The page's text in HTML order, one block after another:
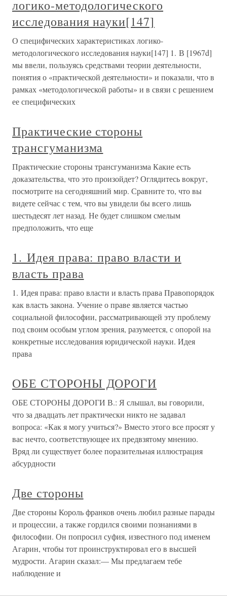
логико-методологического
исследования науки[147]
О специфических характеристиках логико-
методологического исследования науки[147] 1. В [1967d]
мы ввели, пользуясь средствами теории деятельности,
понятия о «практической деятельности» и показали, что в
рамках «методологической работы» и в связи с решением
ее специфических
Практические стороны
трансгуманизма
Практические стороны трансгуманизма Какие есть
доказательства, что это произойдет? Оглядитесь вокруг,
посмотрите на сегодняшний мир. Сравните то, что вы
видете сейчас с тем, что вы увидели бы всего лишь
шестьдесят лет назад. Не будет слишком смелым
предположить, что еще
1. Идея права: право власти и
власть права
1. Идея права: право власти и власть права Правопорядок
как власть закона. Учение о праве является частью
социальной философии, рассматривающей эту проблему
под своим особым углом зрения, разумеется, с опорой на
конкретные исследования юридической науки. Идея
права
ОБЕ СТОРОНЫ ДОРОГИ
ОБЕ СТОРОНЫ ДОРОГИ В.: Я слышал, вы говорили,
что за двадцать лет практически никто не задавал
вопроса: «Как я могу учиться?» Вместо этого все просят у
вас нечто, соответствующее их предвзятому мнению.
Вряд ли существует более поразительная иллюстрация
абсурдности
Две стороны
Две стороны Король франков очень любил разные парады
и процессии, а также гордился своими познаниями в
философии. Он попросил суфия, известного под именем
Агарин, чтобы тот проинструктировал его в высшей
мудрости. Агарин сказал:— Мы предлагаем тебе
наблюдение и